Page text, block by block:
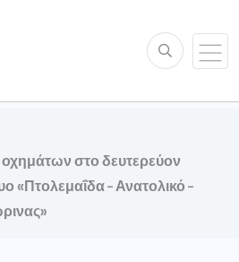
στο δευτερεύον
«Πτολεμαΐδα – Ανατολικό –